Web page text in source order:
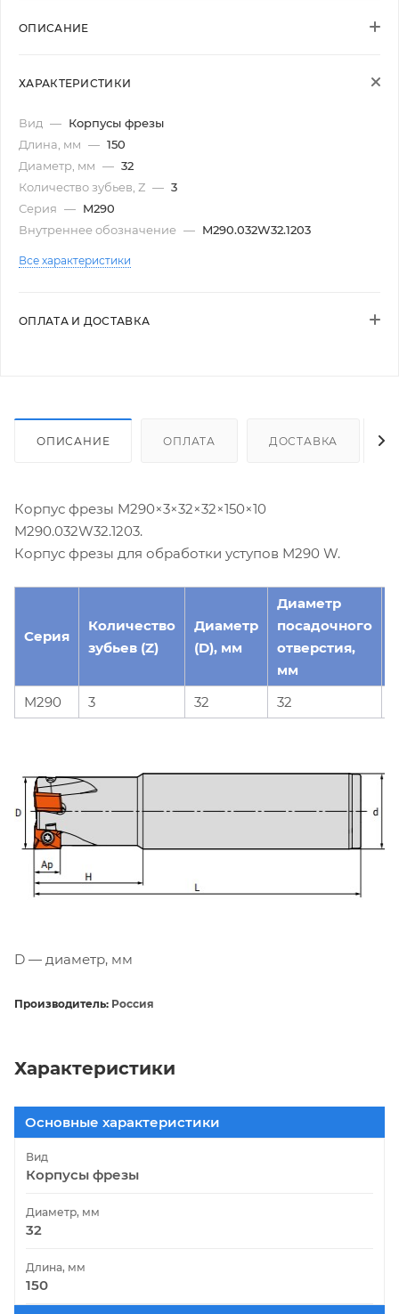
ОПИСАНИЕ
ХАРАКТЕРИСТИКИ
Вид — Корпусы фрезы
Длина, мм — 150
Диаметр, мм — 32
Количество зубьев, Z — 3
Серия — M290
Внутреннее обозначение — M290.032W32.1203
Все характеристики
ОПЛАТА И ДОСТАВКА
ОПИСАНИЕ ОПЛАТА ДОСТАВКА
Корпус фрезы M290×3×32×32×150×10
M290.032W32.1203.
Корпус фрезы для обработки уступов M290 W.
Серия
Количество
зубьев (Z)
Диаметр
(D), мм
Диаметр
посадочного
отверстия,
мм
M290 3 32 32
D — диаметр, мм
Производитель: Россия
Характеристики
Основные характеристики
Вид
Корпусы фрезы
Диаметр, мм
32
Длина, мм
150